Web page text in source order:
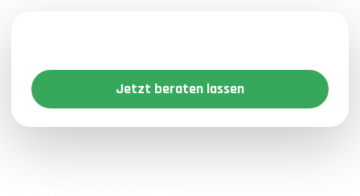
Jetzt beraten lassen